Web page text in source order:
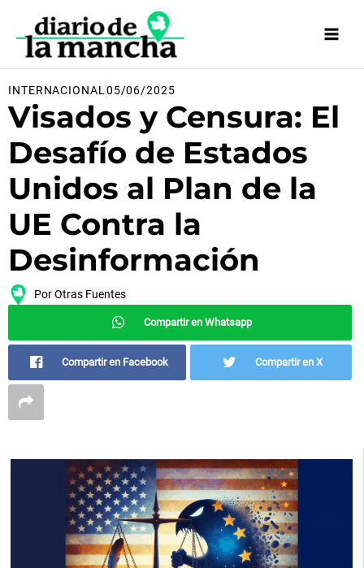
contenido
INTERNACIONAL 05/06/2025
Visados y Censura: El
Desafío de Estados
Unidos al Plan de la
UE Contra la
Desinformación
PorOtras Fuentes
Compartir en Whatsapp
Compartir en Facebook Compartir en X